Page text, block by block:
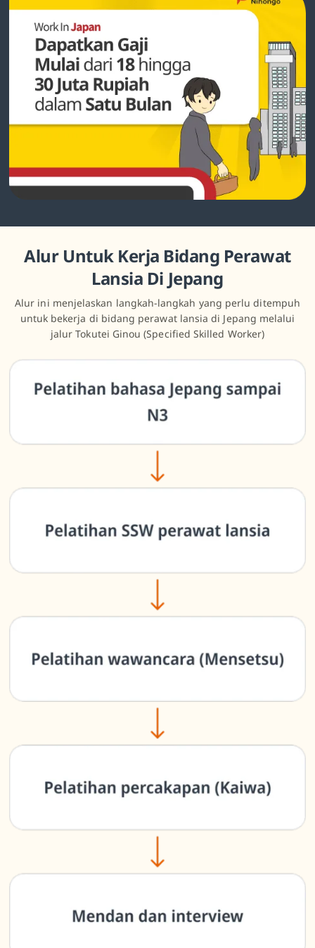
Alur Untuk Kerja Bidang Perawat
Lansia Di Jepang
Alur ini menjelaskan langkah-langkah yang perlu ditempuh
untuk bekerja di bidang perawat lansia di Jepang melalui
jalur Tokutei Ginou (Specified Skilled Worker)